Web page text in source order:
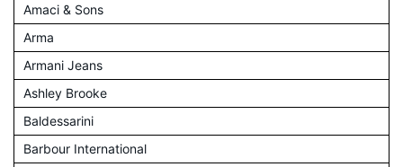
Amaci & Sons
Arma
Armani Jeans
Ashley Brooke
Baldessarini
Barbour International